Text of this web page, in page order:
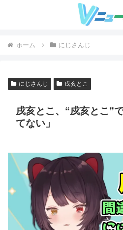
ホーム にじさんじ
にじさんじ 戌亥とこ
戌亥とこ、“戍亥とこ”
てない」